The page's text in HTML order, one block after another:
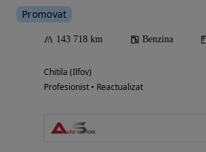
Promovat
143 718 km Benzina
Chitila (Ilfov)
Profesionist • Reactualizat